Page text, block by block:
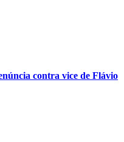
contra vice de Flávio